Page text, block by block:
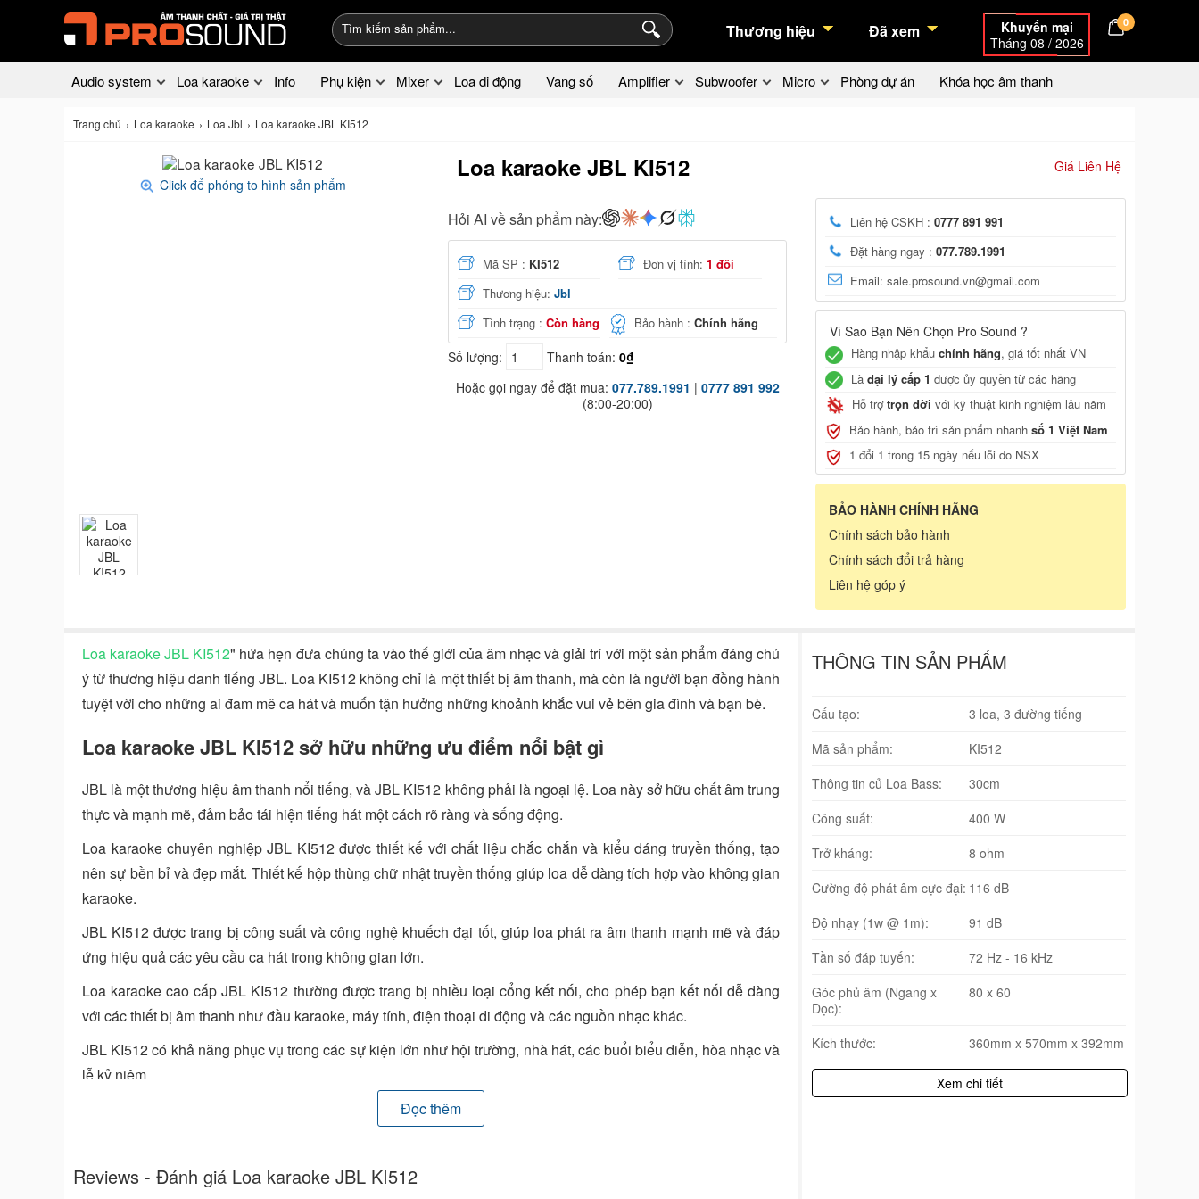
Thương hiệu Đã xem
Khuyến mại
Tháng 08 / 2026
0
Audio system Loa karaoke Info Phụ kiện Mixer Loa di động Vang số Amplifier Subwoofer Micro Phòng dự án Khóa học âm thanh
Trang chủ Loa karaoke Loa Jbl Loa karaoke JBL KI512
Click để phóng to hình sản phẩm
Loa karaoke JBL KI512 Giá Liên Hệ
Hỏi AI về sản phẩm này:
Mã SP : KI512 Đơn vị tính:1 đôi
Thương hiệu: Jbl
Tình trạng : Còn hàng Bảo hành :Chính hãng
Số lượng: Thanh toán: 0₫
Hoặc gọi ngay để đặt mua: 077.789.1991 | 0777 891 992
(8:00-20:00)
Liên hệ CSKH : 0777 891 991
Đặt hàng ngay : 077.789.1991
Email: sale.prosound.vn@gmail.com
Vì Sao Bạn Nên Chọn Pro Sound ?
Hàng nhập khẩu chính hãng, giá tốt nhất VN
Là đại lý cấp 1 được ủy quyền từ các hãng
Hỗ trợtrọn đời với kỹ thuật kinh nghiệm lâu năm
Bảo hành, bảo trì sản phẩm nhanh số 1 Việt Nam
1 đổi 1 trong 15 ngày nếu lỗi do NSX
BẢO HÀNH CHÍNH HÃNG
Chính sách bảo hành
Chính sách đổi trả hàng
Liên hệ góp ý
Loa karaoke JBL KI512" hứa hẹn đưa chúng ta vào thế giới của âm nhạc và giải trí với một sản phẩm đáng chú
ý từ thương hiệu danh tiếng JBL. Loa KI512 không chỉ là một thiết bị âm thanh, mà còn là người bạn đồng hành
tuyệt vời cho những ai đam mê ca hát và muốn tận hưởng những khoảnh khắc vui vẻ bên gia đình và bạn bè.
Loa karaoke JBL KI512 sở hữu những ưu điểm nổi bật gì
JBL là một thương hiệu âm thanh nổi tiếng, và JBL KI512 không phải là ngoại lệ. Loa này sở hữu chất âm trung
thực và mạnh mẽ, đảm bảo tái hiện tiếng hát một cách rõ ràng và sống động.
Loa karaoke chuyên nghiệp JBL KI512 được thiết kế với chất liệu chắc chắn và kiểu dáng truyền thống, tạo
nên sự bền bỉ và đẹp mắt. Thiết kế hộp thùng chữ nhật truyền thống giúp loa dễ dàng tích hợp vào không gian
karaoke.
JBL KI512 được trang bị công suất và công nghệ khuếch đại tốt, giúp loa phát ra âm thanh mạnh mẽ và đáp
ứng hiệu quả các yêu cầu ca hát trong không gian lớn.
Loa karaoke cao cấp JBL KI512 thường được trang bị nhiều loại cổng kết nối, cho phép bạn kết nối dễ dàng
với các thiết bị âm thanh như đầu karaoke, máy tính, điện thoại di động và các nguồn nhạc khác.
JBL KI512 có khả năng phục vụ trong các sự kiện lớn như hội trường, nhà hát, các buổi biểu diễn, hòa nhạc và
lễ kỷ niệm.
Lưu ý rằng các thông số kỹ thuật và ưu điểm của một sản phẩm có thể thay đổi theo từng phiên bản hoặc
model cụ thể. Nếu bạn quan tâm đến loa cao cấp JBL KI512, hãy tìm hiểu thêm thông tin từ các nguồn tin cậy
Đọc thêm
Reviews - Đánh giá Loa karaoke JBL KI512
THÔNG TIN SẢN PHẨM
Cấu tạo:
3 loa, 3 đường tiếng
Mã sản phẩm:
KI512
Thông tin củ Loa Bass:
30cm
Công suất:
400 W
Trở kháng:
8 ohm
Cường độ phát âm cực đại: 116 dB
Độ nhạy (1w @ 1m):
91 dB
Tần số đáp tuyến:
72 Hz - 16 kHz
Góc phủ âm (Ngang x
Dọc):
80 x 60
Kích thước: 360mm x 570mm x 392mm
Xem chi tiết